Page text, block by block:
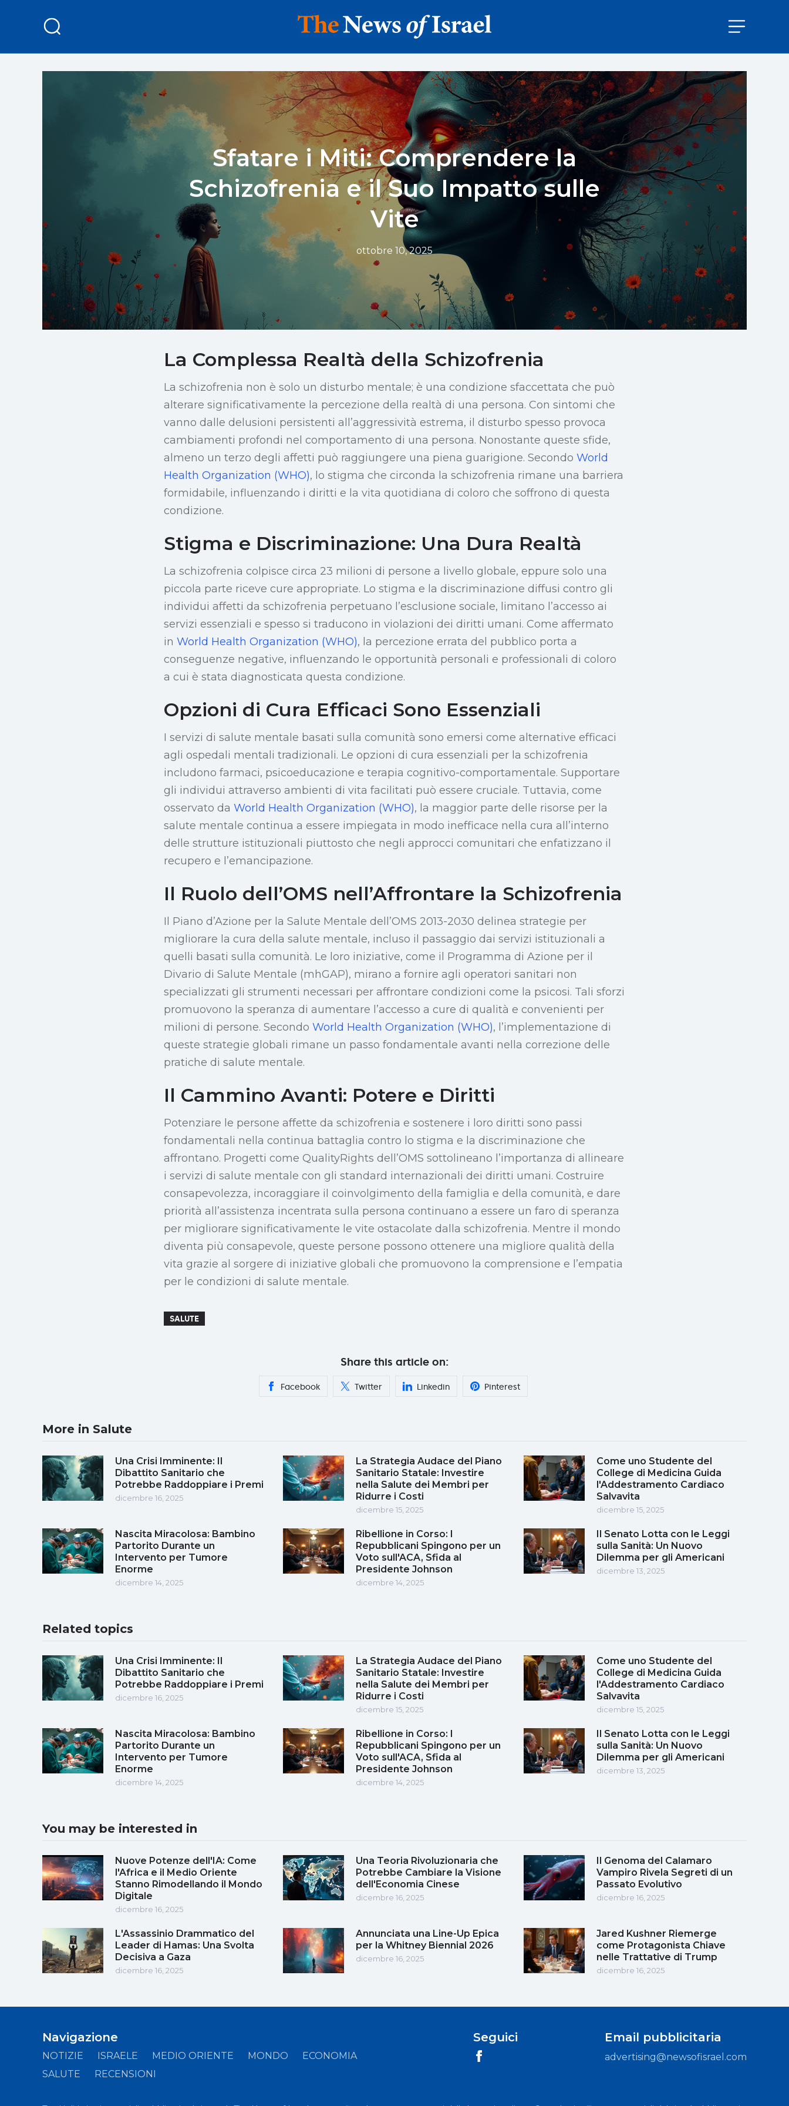
Sfatare i Miti: Comprendere la
Schizofrenia e il Suo Impatto sulle
Vite
ottobre 10, 2025
La Complessa Realtà della Schizofrenia
La schizofrenia non è solo un disturbo mentale; è una condizione sfaccettata che può
alterare significativamente la percezione della realtà di una persona. Con sintomi che
vanno dalle delusioni persistenti all’aggressività estrema, il disturbo spesso provoca
cambiamenti profondi nel comportamento di una persona. Nonostante queste sfide,
almeno un terzo degli affetti può raggiungere una piena guarigione. Secondo World
Health Organization (WHO), lo stigma che circonda la schizofrenia rimane una barriera
formidabile, influenzando i diritti e la vita quotidiana di coloro che soffrono di questa
condizione.
Stigma e Discriminazione: Una Dura Realtà
La schizofrenia colpisce circa 23 milioni di persone a livello globale, eppure solo una
piccola parte riceve cure appropriate. Lo stigma e la discriminazione diffusi contro gli
individui affetti da schizofrenia perpetuano l’esclusione sociale, limitano l’accesso ai
servizi essenziali e spesso si traducono in violazioni dei diritti umani. Come affermato
in World Health Organization (WHO), la percezione errata del pubblico porta a
conseguenze negative, influenzando le opportunità personali e professionali di coloro
a cui è stata diagnosticata questa condizione.
Opzioni di Cura Efficaci Sono Essenziali
I servizi di salute mentale basati sulla comunità sono emersi come alternative efficaci
agli ospedali mentali tradizionali. Le opzioni di cura essenziali per la schizofrenia
includono farmaci, psicoeducazione e terapia cognitivo-comportamentale. Supportare
gli individui attraverso ambienti di vita facilitati può essere cruciale. Tuttavia, come
osservato da World Health Organization (WHO), la maggior parte delle risorse per la
salute mentale continua a essere impiegata in modo inefficace nella cura all’interno
delle strutture istituzionali piuttosto che negli approcci comunitari che enfatizzano il
recupero e l’emancipazione.
Il Ruolo dell’OMS nell’Affrontare la Schizofrenia
Il Piano d’Azione per la Salute Mentale dell’OMS 2013-2030 delinea strategie per
migliorare la cura della salute mentale, incluso il passaggio dai servizi istituzionali a
quelli basati sulla comunità. Le loro iniziative, come il Programma di Azione per il
Divario di Salute Mentale (mhGAP), mirano a fornire agli operatori sanitari non
specializzati gli strumenti necessari per affrontare condizioni come la psicosi. Tali sforzi
promuovono la speranza di aumentare l’accesso a cure di qualità e convenienti per
milioni di persone. Secondo World Health Organization (WHO), l’implementazione di
queste strategie globali rimane un passo fondamentale avanti nella correzione delle
pratiche di salute mentale.
Il Cammino Avanti: Potere e Diritti
Potenziare le persone affette da schizofrenia e sostenere i loro diritti sono passi
fondamentali nella continua battaglia contro lo stigma e la discriminazione che
affrontano. Progetti come QualityRights dell’OMS sottolineano l’importanza di allineare
i servizi di salute mentale con gli standard internazionali dei diritti umani. Costruire
consapevolezza, incoraggiare il coinvolgimento della famiglia e della comunità, e dare
priorità all’assistenza incentrata sulla persona continuano a essere un faro di speranza
per migliorare significativamente le vite ostacolate dalla schizofrenia. Mentre il mondo
diventa più consapevole, queste persone possono ottenere una migliore qualità della
vita grazie al sorgere di iniziative globali che promuovono la comprensione e l’empatia
per le condizioni di salute mentale.
SALUTE
Share this article on:
Facebook Twitter Linkedin Pinterest
More in Salute
Una Crisi Imminente: Il
Dibattito Sanitario che
Potrebbe Raddoppiare i Premi
dicembre 16, 2025
La Strategia Audace del Piano
Sanitario Statale: Investire
nella Salute dei Membri per
Ridurre i Costi
dicembre 15, 2025
Come uno Studente del
College di Medicina Guida
l'Addestramento Cardiaco
Salvavita
dicembre 15, 2025
Nascita Miracolosa: Bambino
Partorito Durante un
Intervento per Tumore
Enorme
dicembre 14, 2025
Ribellione in Corso: I
Repubblicani Spingono per un
Voto sull'ACA, Sfida al
Presidente Johnson
dicembre 14, 2025
Il Senato Lotta con le Leggi
sulla Sanità: Un Nuovo
Dilemma per gli Americani
dicembre 13, 2025
Related topics
Una Crisi Imminente: Il
Dibattito Sanitario che
Potrebbe Raddoppiare i Premi
dicembre 16, 2025
La Strategia Audace del Piano
Sanitario Statale: Investire
nella Salute dei Membri per
Ridurre i Costi
dicembre 15, 2025
Come uno Studente del
College di Medicina Guida
l'Addestramento Cardiaco
Salvavita
dicembre 15, 2025
Nascita Miracolosa: Bambino
Partorito Durante un
Intervento per Tumore
Enorme
dicembre 14, 2025
Ribellione in Corso: I
Repubblicani Spingono per un
Voto sull'ACA, Sfida al
Presidente Johnson
dicembre 14, 2025
Il Senato Lotta con le Leggi
sulla Sanità: Un Nuovo
Dilemma per gli Americani
dicembre 13, 2025
You may be interested in
Nuove Potenze dell'IA: Come
l'Africa e il Medio Oriente
Stanno Rimodellando il Mondo
Digitale
dicembre 16, 2025
Una Teoria Rivoluzionaria che
Potrebbe Cambiare la Visione
dell'Economia Cinese
dicembre 16, 2025
Il Genoma del Calamaro
Vampiro Rivela Segreti di un
Passato Evolutivo
dicembre 16, 2025
L'Assassinio Drammatico del
Leader di Hamas: Una Svolta
Decisiva a Gaza
dicembre 16, 2025
Annunciata una Line-Up Epica
per la Whitney Biennial 2026
dicembre 16, 2025
Jared Kushner Riemerge
come Protagonista Chiave
nelle Trattative di Trump
dicembre 16, 2025
Navigazione
NOTIZIE ISRAELE MEDIO ORIENTE MONDO
ECONOMIA
SALUTE
RECENSIONI
Seguici Email pubblicitaria
advertising@newsofisrael.com